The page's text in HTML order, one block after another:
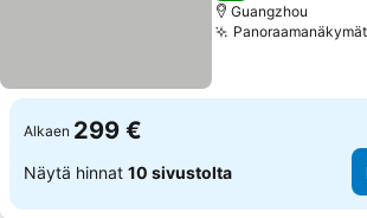
Guangzhou
Alkaen 299 €
Näytä hinnat 10 sivustolta